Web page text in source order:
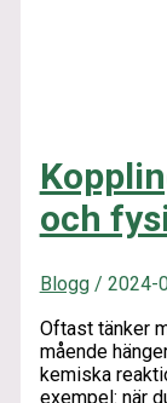
och
Blogg/ 2024-
Oftast tänker
mående
kemiska
exempel: när